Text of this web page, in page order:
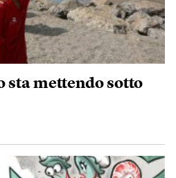
sta mettendo sotto